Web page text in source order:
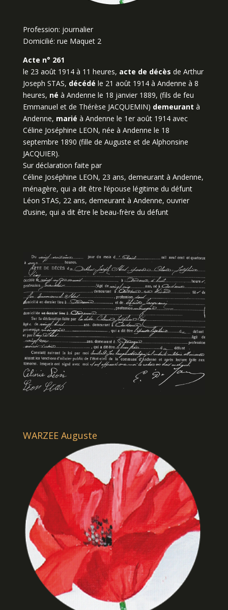
Profession: journalier
Domicilié: rue Maquet 2
Acte n° 261
le 23 août 1914 à 11 heures, acte de décès de Arthur
Joseph STAS, décédé le 21 août 1914 à Andenne à 8
heures, né à Andenne le 18 janvier 1889, (fils de feu
Emmanuel et de Thérèse JACQUEMIN) demeurant à
Andenne, marié à Andenne le 1er août 1914 avec
Céline Joséphine LEON, née à Andenne le 18
septembre 1890 (fille de Auguste et de Alphonsine
JACQUIER).
Sur déclaration faite par
Céline Joséphine LEON, 23 ans, demeurant à Andenne,
ménagère, qui a dit être l’épouse légitime du défunt
Léon STAS, 22 ans, demeurant à Andenne, ouvrier
d’usine, qui a dit être le beau-frère du défunt
WARZEE Auguste